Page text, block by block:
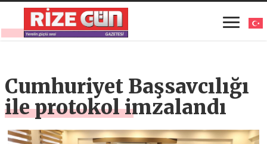
Cumhuriyet Başsavcılığı
ile protokol imzalandı